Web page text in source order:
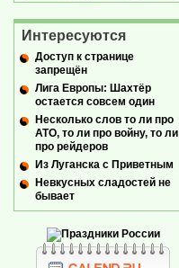
Интересуются
Доступ к странице
запрещён
Лига Европы: Шахтёр
остается совсем один
Несколько слов то ли про
АТО, то ли про войну, то ли
про рейдеров
Из Луганска с Приветным
Невкусных сладостей не
бывает